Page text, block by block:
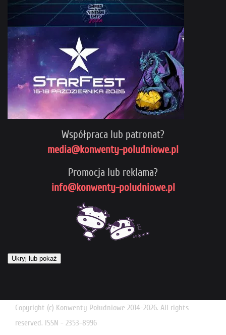
Współpraca lub patronat?
media@konwenty-poludniowe.pl
Promocja lub reklama?
info@konwenty-poludniowe.pl
Ukryj lub pokaż
Copyright (c) Konwenty Południowe 2014-2026. All rights
reserved. ISSN - 2353-8996